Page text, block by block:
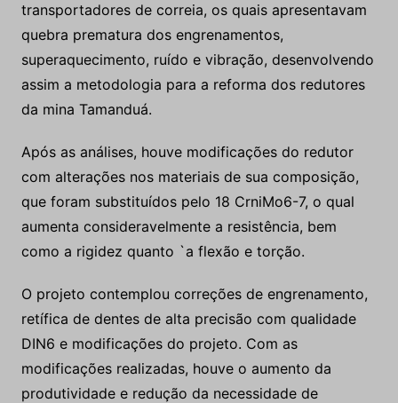
transportadores de correia, os quais apresentavam
quebra prematura dos engrenamentos,
superaquecimento, ruído e vibração, desenvolvendo
assim a metodologia para a reforma dos redutores
da mina Tamanduá.
Após as análises, houve modificações do redutor
com alterações nos materiais de sua composição,
que foram substituídos pelo 18 CrniMo6-7, o qual
aumenta consideravelmente a resistência, bem
como a rigidez quanto `a flexão e torção.
O projeto contemplou correções de engrenamento,
retífica de dentes de alta precisão com qualidade
DIN6 e modificações do projeto. Com as
modificações realizadas, houve o aumento da
produtividade e redução da necessidade de